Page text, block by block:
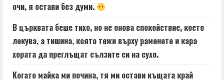
очи, я остави без думи.
В църквата беше тихо, но не онова спокойствие, което
лекува, а тишина, която тежи върху раменете и кара
хората да преглъщат сълзите си на сухо.
Когато майка ми почина, тя ми остави къщата край